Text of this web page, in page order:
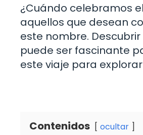
¿Cuándo celebramos
aquellos que desean
este nombre.
puede ser fascinante
este viaje para
Contenidos ocultar